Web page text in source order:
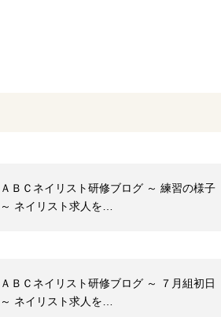
ＡＢＣネイリスト研修ブログ ～ 練習の様子
～ ネイリスト求人を…
ＡＢＣネイリスト研修ブログ ～ ７月組初日
～ ネイリスト求人を…